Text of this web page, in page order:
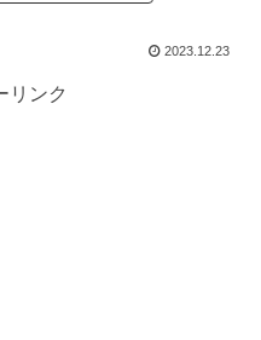
2023.12.23
リンク